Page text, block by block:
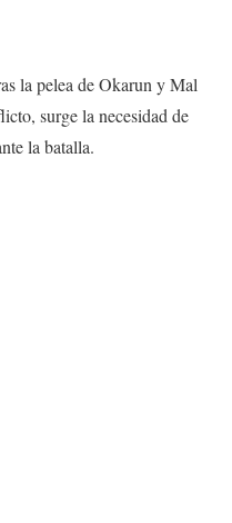
la pelea de Okarun y Mal
surge la necesidad de
la batalla.